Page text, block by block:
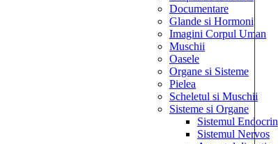
Documentare
Glande si Hormoni
Imagini Corpul Uman
Muschii
Oasele
Organe si Sisteme
Pielea
Scheletul si Muschii
Sisteme si Organe
Sistemul Endocrin
Sistemul Nervos